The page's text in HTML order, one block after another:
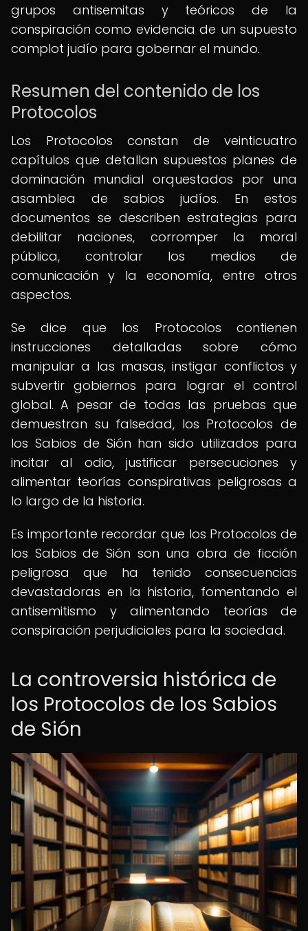
grupos antisemitas y teóricos de la
conspiración como evidencia de un supuesto
complot judío para gobernar el mundo.
Resumen del contenido de los
Protocolos
Los Protocolos constan de veinticuatro
capítulos que detallan supuestos planes de
dominación mundial orquestados por una
asamblea de sabios judíos. En estos
documentos se describen estrategias para
debilitar naciones, corromper la moral
pública, controlar los medios de
comunicación y la economía, entre otros
aspectos.
Se dice que los Protocolos contienen
instrucciones detalladas sobre cómo
manipular a las masas, instigar conflictos y
subvertir gobiernos para lograr el control
global. A pesar de todas las pruebas que
demuestran su falsedad, los Protocolos de
los Sabios de Sión han sido utilizados para
incitar al odio, justificar persecuciones y
alimentar teorías conspirativas peligrosas a
lo largo de la historia.
Es importante recordar que los Protocolos de
los Sabios de Sión son una obra de ficción
peligrosa que ha tenido consecuencias
devastadoras en la historia, fomentando el
antisemitismo y alimentando teorías de
conspiración perjudiciales para la sociedad.
La controversia histórica de
los Protocolos de los Sabios
de Sión